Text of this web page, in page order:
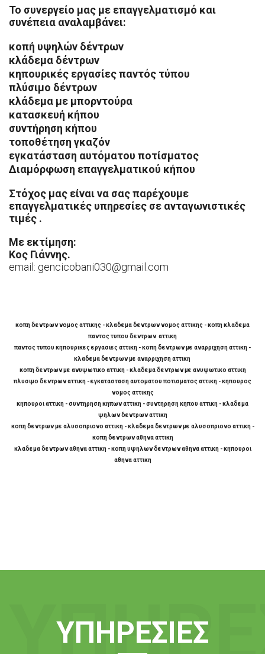
Το συνεργείο μας με επαγγελματισμό και
συνέπεια αναλαμβάνει:
κοπή υψηλών δέντρων
κλάδεμα δέντρων
κηπουρικές εργασίες παντός τύπου
πλύσιμο δέντρων
κλάδεμα με μπορντούρα
κατασκευή κήπου
συντήρηση κήπου
τοποθέτηση γκαζόν
εγκατάσταση αυτόματου ποτίσματος
Διαμόρφωση επαγγελματικού κήπου
Στόχος μας είναι να σας παρέχουμε
επαγγελματικές υπηρεσίες σε ανταγωνιστικές
τιμές .
Με εκτίμηση:
Κος Γιάννης.
email: gencicobani030@gmail.com
κοπη δεντρων νομος αττικης - κλαδεμα δεντρων νομος αττικης - κοπη κλαδεμα
παντος τυπου δεντρων αττικη
παντος τυπου κηπουρικες εργασιες αττικη - κοπη δεντρων με αναρριχηση αττικη -
κλαδεμα δεντρων με αναρριχηση αττικη
κοπη δεντρων με ανυψωτικο αττικη - κλαδεμα δεντρων με ανυψωτικο αττικη
πλυσιμο δεντρων αττικη - εγκατασταση αυτοματου ποτισματος αττικη - κηπουρος
νομος αττικης
κηπουροι αττικη - συντηρηση κηπων αττικη - συντηρηση κηπου αττικη - κλαδεμα
ψηλων δεντρων αττικη
κοπη δεντρων με αλυσοπριονο αττικη - κλαδεμα δεντρων με αλυσοπριονο αττικη -
κοπη δεντρων αθηνα αττικη
κλαδεμα δεντρων αθηνα αττικη - κοπη υψηλων δεντρων αθηνα αττικη - κηπουροι
αθηνα αττικη
ΥΠΗΡΕΣΊΕΣ